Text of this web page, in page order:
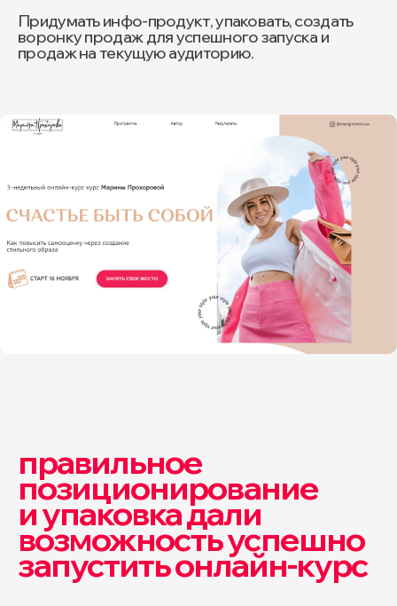
Придумать инфо-продукт, упаковать, создать
воронку продаж для успешного запуска и
продаж на текущую аудиторию.
правильное
позиционирование
и упаковка дали
возможность успешно
запустить онлайн-курс